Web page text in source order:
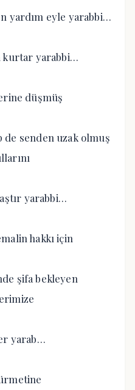
yardım eyle yarabbi…
kurtar yarabbi…
düşmüş
senden uzak olmuş
yarabbi…
hakkı için
şifa bekleyen
yarab…